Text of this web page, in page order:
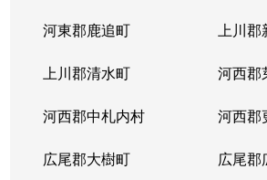
河東郡鹿追町 上川郡
上川郡清水町 河西郡
河西郡中札内村 河西郡
広尾郡大樹町 広尾郡